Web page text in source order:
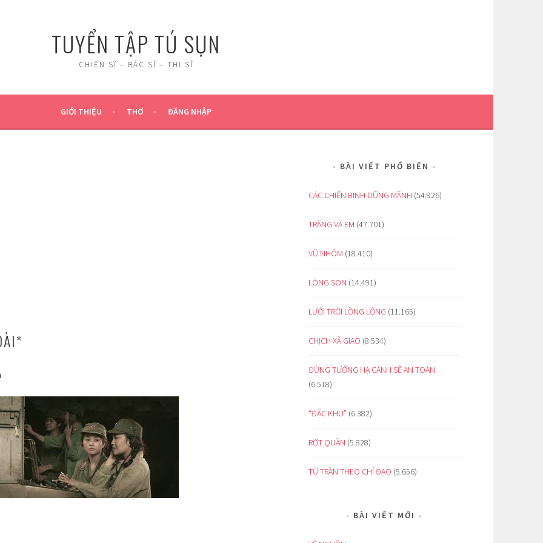
TUYỂN TẬP TÚ SỤN
CHIẾN SĨ – BÁC SĨ – THI SĨ
GIỚI THIỆU THƠ ĐĂNG NHẬP
BÀI VIẾT PHỔ BIẾN
CÁC CHIẾN BINH DŨNG MÃNH (54.926)
TRĂNG VÀ EM (47.701)
VŨ NHÔM (18.410)
LÒNG SON (14.491)
LƯỚI TRỜI LỒNG LỘNG (11.165)
CHỊCH XÃ GIAO (8.534)
ĐỪNG TƯỞNG HẠ CÁNH SẼ AN TOÀN
(6.518)
“ĐẶC KHU” (6.382)
RỚT QUẦN (5.828)
TỪ TRẦN THEO CHỈ ĐẠO (5.656)
BÀI VIẾT MỚI